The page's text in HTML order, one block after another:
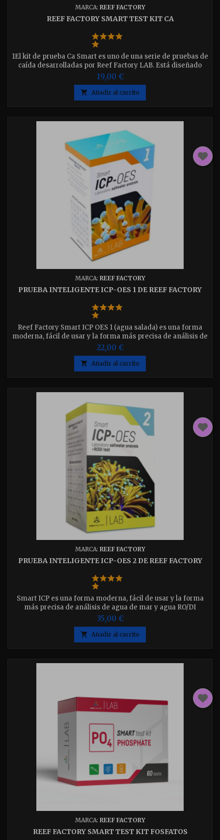
MARCA: REEF FACTORY
REEF FACTORY SMART TEST KIT CA
1El kit de prueba Ca Smart es uno de una serie de pruebas de
caída desarrolladas por Reef Factory LAB. Está diseñado
para la medición rápida de la concentración de calcio en
acuarios marinos
19,00 €
 Añadir al carrito
MARCA: REEF FACTORY
PRUEBA INTELIGENTE ICP-OES 1 DE REEF FACTORY
Reef Factory Smart ICP OES 1 (agua salada) es una forma
moderna, fácil de usar y la forma más precisa de análisis de
agua de mar disponible para el acuarista
22,00 €
 Añadir al carrito
MARCA: REEF FACTORY
PRUEBA INTELIGENTE ICP-OES 2 DE REEF FACTORY
Smart ICP es una forma moderna, fácil de usar y la forma
más precisa de análisis de agua de mar y agua RO/DI
disponible para el acuarista
35,00 €
 Añadir al carrito
MARCA: REEF FACTORY
REEF FACTORY SMART TEST KIT FOSFATOS